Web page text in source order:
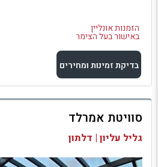
הזמנות אונליין
באישור בעל הצימר
בדיקת זמינות ומחירים
למתחם זה
בדיקת זמינות ומחירים
סוויטת אמרלד
גליל עליון | דלתון